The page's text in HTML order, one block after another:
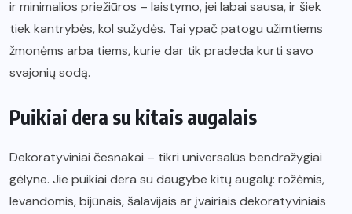
ir minimalios priežiūros – laistymo, jei labai sausa, ir šiek
tiek kantrybės, kol sužydės. Tai ypač patogu užimtiems
žmonėms arba tiems, kurie dar tik pradeda kurti savo
svajonių sodą.
Puikiai dera su kitais augalais
Dekoratyviniai česnakai – tikri universalūs bendražygiai
gėlyne. Jie puikiai dera su daugybe kitų augalų: rožėmis,
levandomis, bijūnais, šalavijais ar įvairiais dekoratyviniais